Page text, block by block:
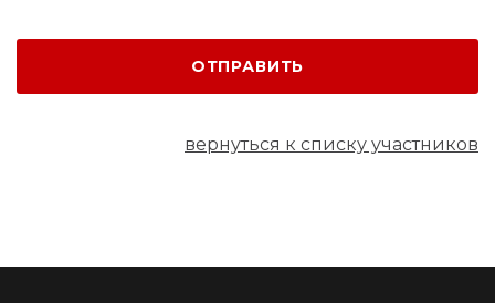
ОТПРАВИТЬ
вернуться к списку участников